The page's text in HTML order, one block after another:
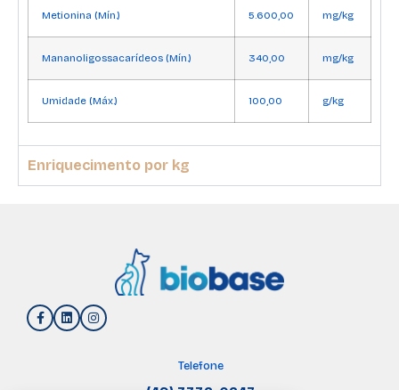
Metionina (Mín.) 5.600,00 mg/kg
Mananoligossacarídeos (Mín.) 340,00 mg/kg
Umidade (Máx.) 100,00 g/kg
Enriquecimento por kg
Telefone